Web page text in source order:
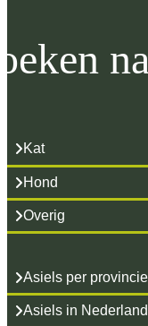
Kat
Hond
Overig
Asiels per provincie
Asiels in Nederland